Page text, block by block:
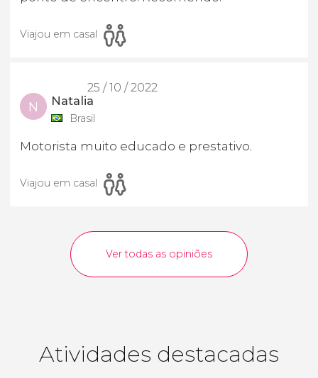
Viajou em casal
25 / 10 / 2022
N Natalia
Brasil
Motorista muito educado e prestativo.
Viajou em casal
Ver todas as opiniões
Atividades destacadas